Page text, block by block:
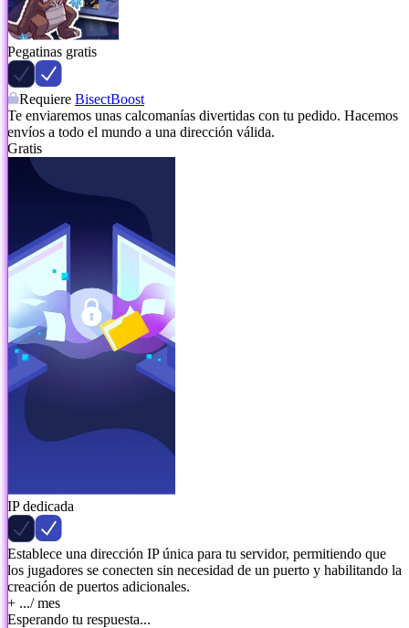
Pegatinas gratis
Requiere BisectBoost
Te enviaremos unas calcomanías divertidas con tu pedido. Hacemos
envíos a todo el mundo a una dirección válida.
Gratis
IP dedicada
Establece una dirección IP única para tu servidor, permitiendo que
los jugadores se conecten sin necesidad de un puerto y habilitando la
creación de puertos adicionales.
+ .../ mes
Esperando tu respuesta...